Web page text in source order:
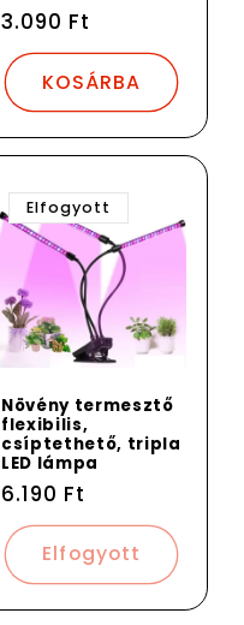
Normál
ár
3.090 Ft
KOSÁRBA
Elfogyott
Növény termesztő
flexibilis,
csíptethető, tripla
LED lámpa
Normál
ár
6.190 Ft
Elfogyott